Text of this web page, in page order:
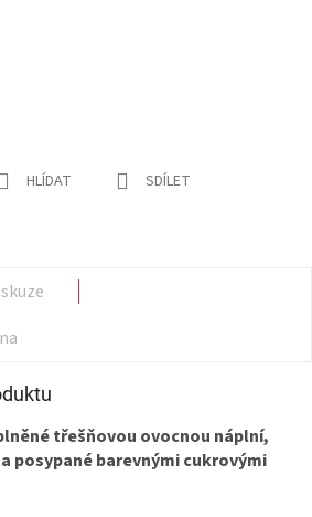
HLÍDAT SDÍLET
třešňovou ovocnou náplní,
posypané barevnými cukrovými